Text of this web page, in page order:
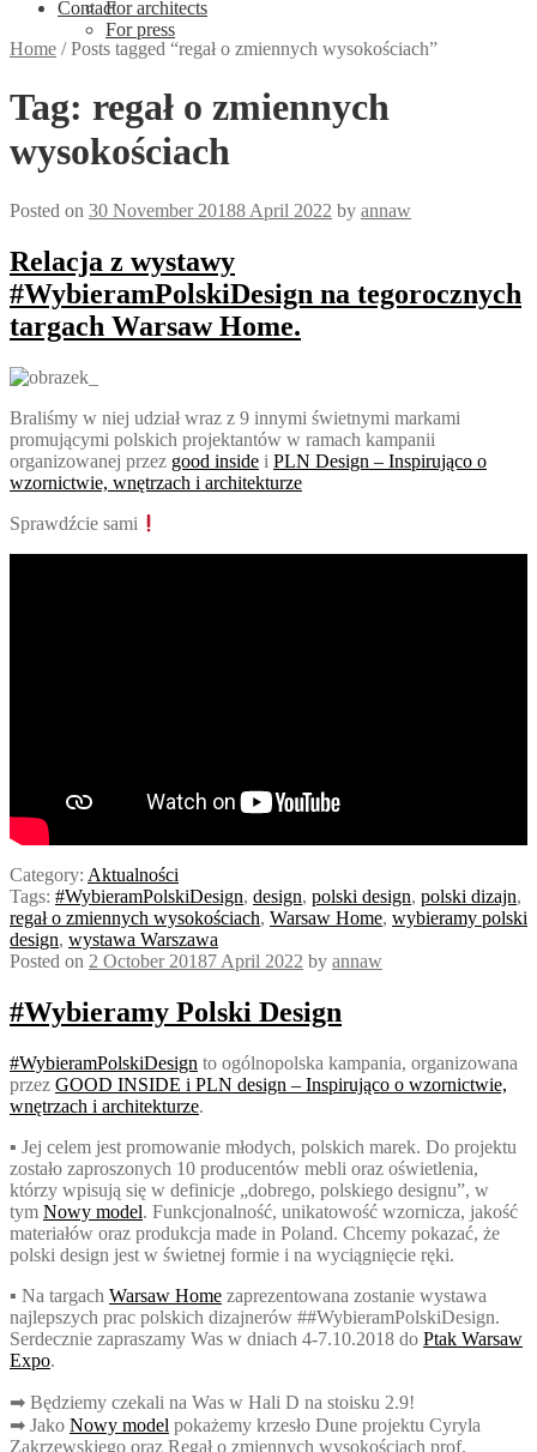
For architects
For press
Contact
Home /Posts tagged “regał o zmiennych wysokościach”
Tag: regał o zmiennych
wysokościach
Posted on 30 November 20188 April 2022 by annaw
Relacja z wystawy
#WybieramPolskiDesign na tegorocznych
targach Warsaw Home.
Braliśmy w niej udział wraz z 9 innymi świetnymi markami
promującymi polskich projektantów w ramach kampanii
organizowanej przez good inside i PLN Design – Inspirująco o
wzornictwie, wnętrzach i architekturze
Sprawdźcie sami
Category: Aktualności
Tags: #WybieramPolskiDesign, design, polski design, polski dizajn,
regał o zmiennych wysokościach, Warsaw Home, wybieramy polski
design, wystawa Warszawa
Posted on 2 October 20187 April 2022 by annaw
#Wybieramy Polski Design
#WybieramPolskiDesign to ogólnopolska kampania, organizowana
przez GOOD INSIDE i PLN design – Inspirująco o wzornictwie,
wnętrzach i architekturze.
▪ Jej celem jest promowanie młodych, polskich marek. Do projektu
zostało zaproszonych 10 producentów mebli oraz oświetlenia,
którzy wpisują się w definicje „dobrego, polskiego designu”, w
tym Nowy model. Funkcjonalność, unikatowość wzornicza, jakość
materiałów oraz produkcja made in Poland. Chcemy pokazać, że
polski design jest w świetnej formie i na wyciągnięcie ręki.
▪ Na targach Warsaw Home zaprezentowana zostanie wystawa
najlepszych prac polskich dizajnerów ##WybieramPolskiDesign.
Serdecznie zapraszamy Was w dniach 4-7.10.2018 do Ptak Warsaw
Expo.
➡ Będziemy czekali na Was w Hali D na stoisku 2.9!
➡ Jako Nowy model pokażemy krzesło Dune projektu Cyryla
Zakrzewskiego oraz Regał o zmiennych wysokościach prof.